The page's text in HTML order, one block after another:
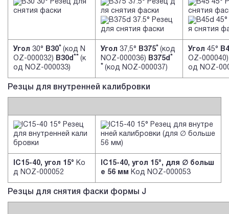
Угол 30° B30* (код N
OZ-000032)
B30d ** (к
од NOZ-000033)
Угол 37,5° B375* (код
NOZ-000036)
B375d *
* (код NOZ-000037)
Угол 45°
OZ-
од NOZ-
Резцы для внутренней калибровки
IC15-40, угол 15° Ко
д NOZ-000052
IC15-40, угол 15°, для ∅ больш
е 56 мм
Код NOZ-000053
Резцы для снятия фаски формы J